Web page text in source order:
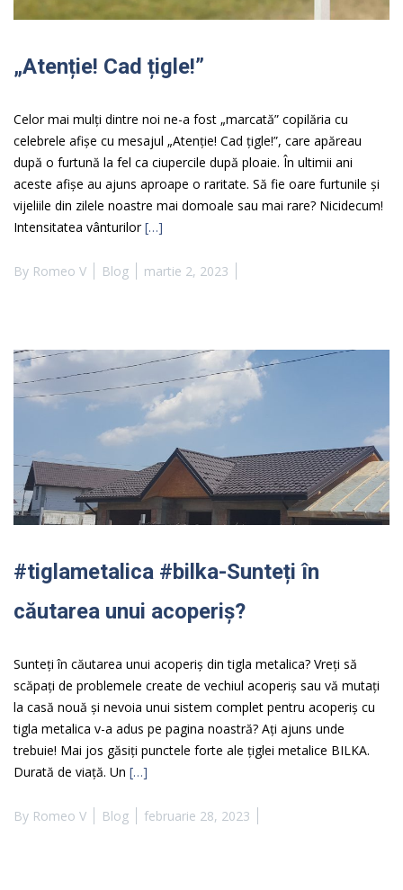
„Atenție! Cad țigle!”
Celor mai mulți dintre noi ne-a fost „marcată” copilăria cu
celebrele afișe cu mesajul „Atenție! Cad țigle!”, care apăreau
după o furtună la fel ca ciupercile după ploaie. În ultimii ani
aceste afișe au ajuns aproape o raritate. Să fie oare furtunile și
vijeliile din zilele noastre mai domoale sau mai rare? Nicidecum!
Intensitatea vânturilor[…]
By Romeo V Blog martie 2, 2023
#tiglametalica #bilka-Sunteți în
căutarea unui acoperiș?
Sunteți în căutarea unui acoperiș din tigla metalica? Vreți să
scăpați de problemele create de vechiul acoperiș sau vă mutați
la casă nouă și nevoia unui sistem complet pentru acoperiș cu
tigla metalica v-a adus pe pagina noastră? Ați ajuns unde
trebuie! Mai jos găsiți punctele forte ale țiglei metalice BILKA.
Durată de viață. Un […]
By Romeo V Blog februarie 28, 2023